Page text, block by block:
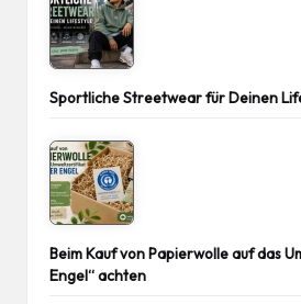
Sportliche Streetwear für Deinen
Beim Kauf von Papierwolle auf das
Engel“ achten